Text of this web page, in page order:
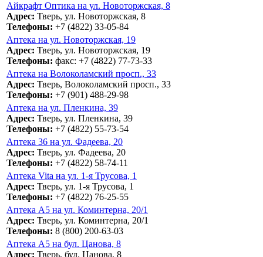
Айкрафт Оптика на ул. Новоторжская, 8
Адрес: Тверь, ул. Новоторжская, 8
Телефоны: +7 (4822) 33-05-84
Аптека на ул. Новоторжская, 19
Адрес: Тверь, ул. Новоторжская, 19
Телефоны: факс: +7 (4822) 77-73-33
Аптека на Волоколамский просп., 33
Адрес: Тверь, Волоколамский просп., 33
Телефоны: +7 (901) 488-29-98
Аптека на ул. Пленкина, 39
Адрес: Тверь, ул. Пленкина, 39
Телефоны: +7 (4822) 55-73-54
Аптека 36 на ул. Фадеева, 20
Адрес: Тверь, ул. Фадеева, 20
Телефоны: +7 (4822) 58-74-11
Аптека Vita на ул. 1-я Трусова, 1
Адрес: Тверь, ул. 1-я Трусова, 1
Телефоны: +7 (4822) 76-25-55
Аптека А5 на ул. Коминтерна, 20/1
Адрес: Тверь, ул. Коминтерна, 20/1
Телефоны: 8 (800) 200-63-03
Аптека А5 на бул. Цанова, 8
Адрес: Тверь, бул. Цанова, 8